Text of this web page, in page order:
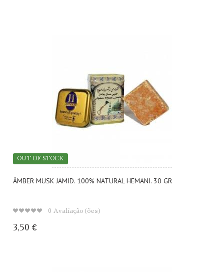
ÂMBER MUSK JAMID. 100% NATURAL HEMANI. 30 GR
0 Avaliação(ões)
3,50 €
OUT OF STOCK